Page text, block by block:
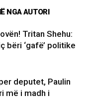
NGA AUTORI
Tritan Shehu:
bëri ‘gafë’ politike
deputet, Paulin
më i madh i